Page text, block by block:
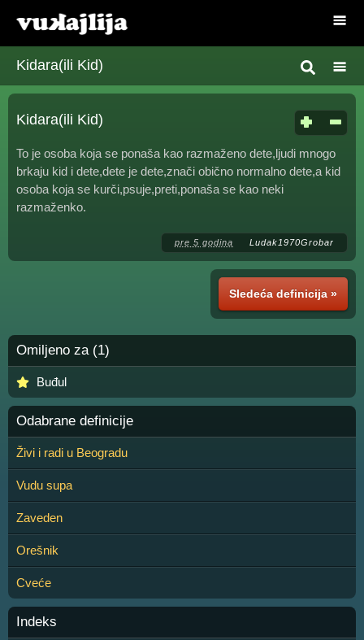
Kidara(ili Kid)
Kidara(ili Kid)
To je osoba koja se ponaša kao razmaženo dete,ljudi mnogo
brkaju kid i dete,dete je dete,znači obično normalno dete,a kid
osoba koja se kurči,psuje,preti,ponaša se kao neki
razmaženko.
pre 5 godina Ludak1970Grobar
Sledeća definicija »
Omiljeno za (1)
Buđul
Odabrane definicije
Živi i radi u Beogradu
Vudu supa
Zaveden
Orešnik
Cveće
Indeks